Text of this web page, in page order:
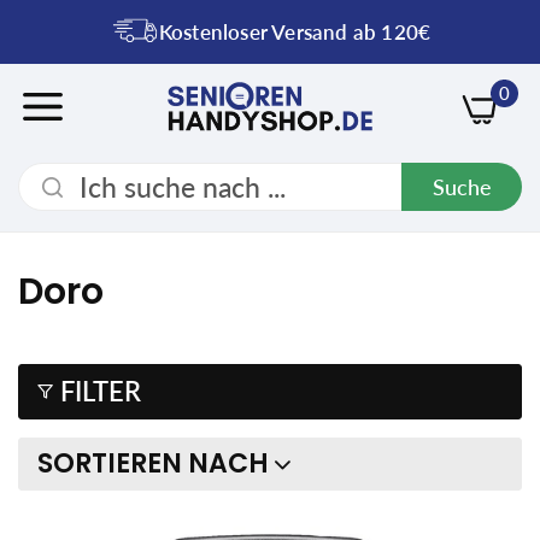
Kostenloser Versand ab 120€
Suche
0
Doro
FILTER
SORTIEREN NACH